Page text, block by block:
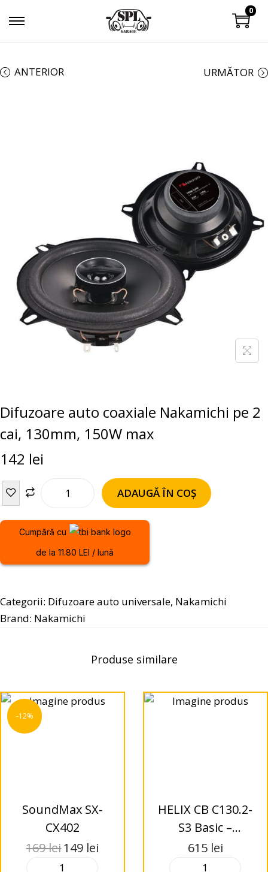
0
ANTERIOR URMĂTOR
Difuzoare auto coaxiale Nakamichi pe 2
cai, 130mm, 150W max
142 lei
ADAUGĂ ÎN COȘ
Cumpără cu
de la 11.80 LEI / lună
Categorii: Difuzoare auto universale, Nakamichi
Brand: Nakamichi
Produse similare
-12%
SoundMax SX-
CX402
169lei149 lei
HELIX CB C130.2-
S3 Basic –
Difuzoare
Coaxial130mm – 2-
615 lei